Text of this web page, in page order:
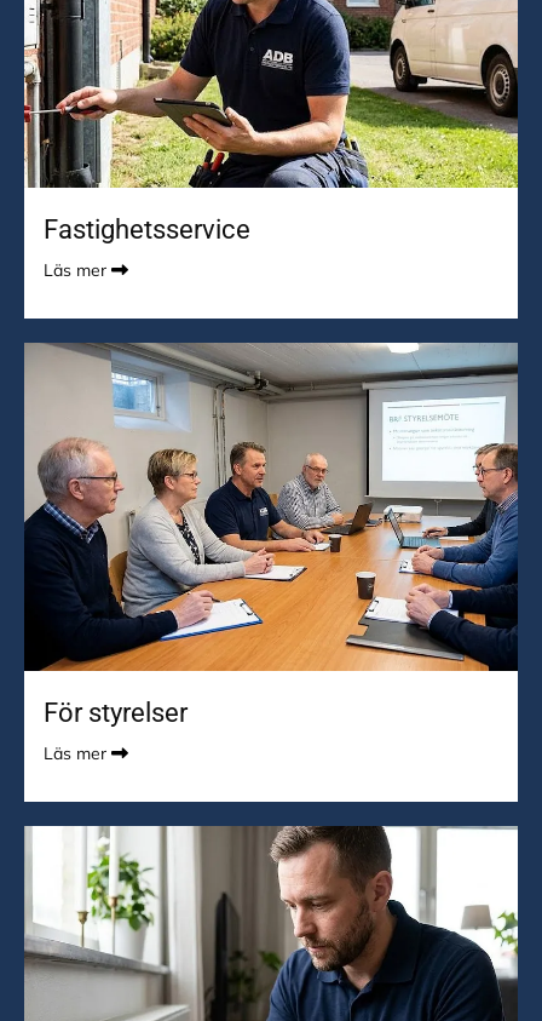
Fastighetsservice
Läs mer 
För styrelser
Läs mer 